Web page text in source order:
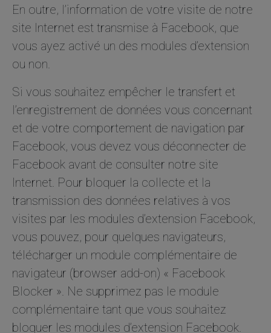
En outre, l’information de votre visite de notre
site Internet est transmise à Facebook, que
vous ayez activé un des modules d’extension
ou non.
Si vous souhaitez empêcher le transfert et
l’enregistrement de données vous concernant
et de votre comportement de navigation par
Facebook, vous devez vous déconnecter de
Facebook avant de consulter notre site
Internet. Pour bloquer la collecte et la
transmission des données relatives à vos
visites par les modules d’extension Facebook,
vous pouvez, pour quelques navigateurs,
télécharger un module complémentaire de
navigateur (browser add-on) « Facebook
Blocker ». Ne supprimez pas le module
complémentaire tant que vous souhaitez
bloquer les modules d’extension Facebook.